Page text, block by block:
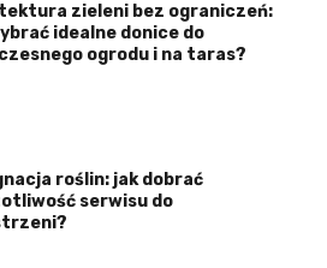
zieleni bez ograniczeń:
idealne donice do
ogrodu i na taras?
roślin: jak dobrać
serwisu do